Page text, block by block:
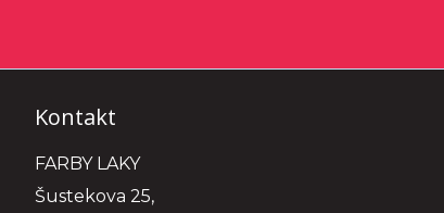
Kontakt
FARBY LAKY
Šustekova 25,